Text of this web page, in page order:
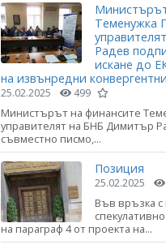
Теменужка
Радев
искане до
на извънредни
25.02.2025 499
Министърът на финансите
управителят на БНБ Димитър
съвместно писмо,...
Позиция
25.02.2025
Във връзка с
на параграф 4 от проекта на...